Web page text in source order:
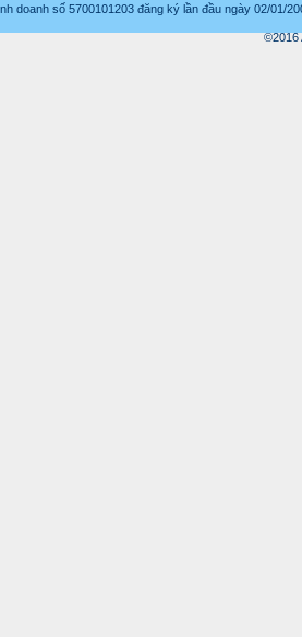
doanh số 5700101203 đăng ký lần đầu ngày 02/01/
©2016